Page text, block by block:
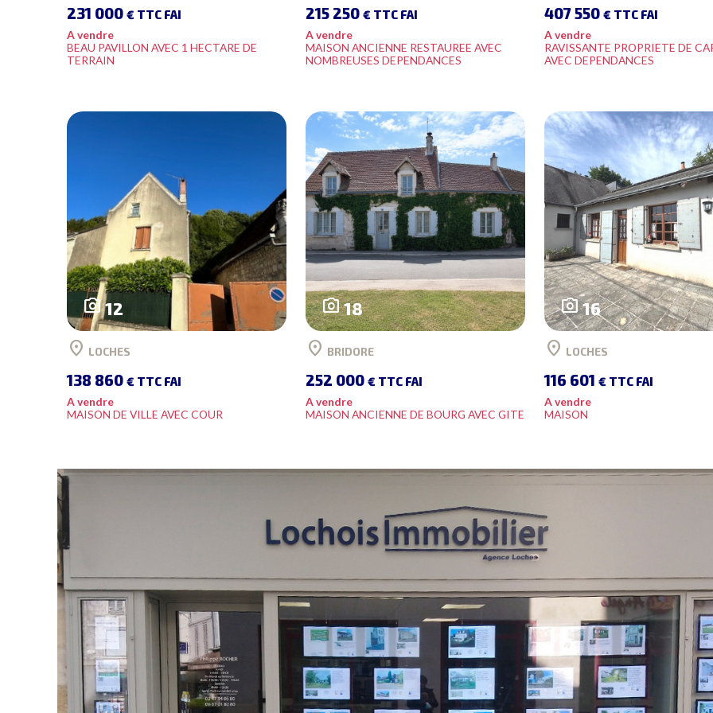
231 000 € TTC FAI
A vendre
BEAU PAVILLON AVEC 1 HECTARE DE
TERRAIN
215 250 € TTC FAI
A vendre
MAISON ANCIENNE RESTAUREE AVEC
NOMBREUSES DEPENDANCES
407 550 € TTC FAI
A vendre
RAVISSANTE PROPRIETE DE
AVEC DEPENDANCES
photo_camera12
location_on LOCHES
138 860 € TTC FAI
A vendre
MAISON DE VILLE AVEC COUR
photo_camera18
location_on BRIDORE
252 000 € TTC FAI
A vendre
MAISON ANCIENNE DE BOURG AVEC GITE
photo_camera16
location_on LOCHES
116 601 € TTC FAI
A vendre
MAISON